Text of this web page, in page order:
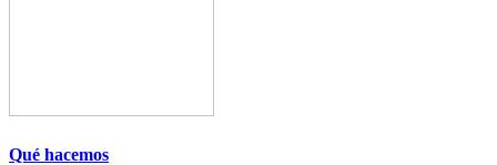
Qué hacemos